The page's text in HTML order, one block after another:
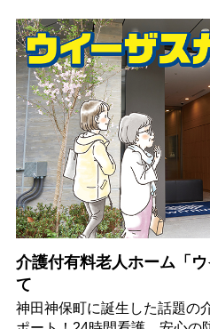
介護付有料老人ホーム「
て
神田神保町に誕生した話題の